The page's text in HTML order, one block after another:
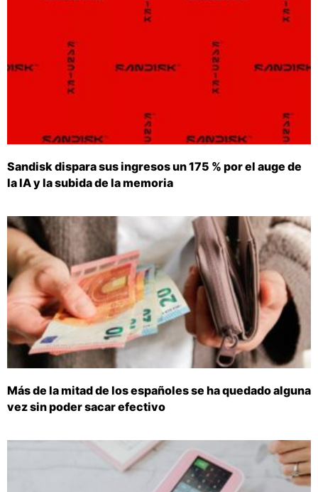
Sandisk dispara sus ingresos un 175 % por el auge de
la IA y la subida de la memoria
Más de la mitad de los españoles se ha quedado alguna
vez sin poder sacar efectivo